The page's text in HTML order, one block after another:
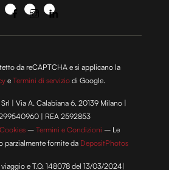
da reCAPTCHA e si applicano la
eTermini di servizio di Google.
| Via A. Calabiana 6, 20139 Milano |
| REA 2592853
Cookies –Termini e Condizioni – Le
parzialmente fornite da DepositPhotos
e T.O. 148078 del 13/03/2024|